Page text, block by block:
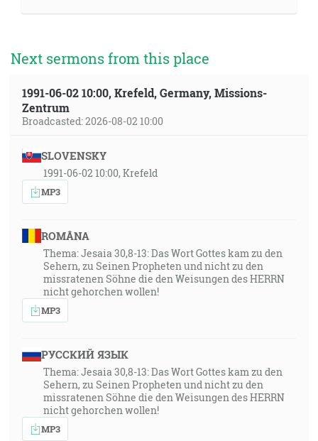
Next sermons from this place
1991-06-02 10:00, Krefeld, Germany, Missions-
Zentrum
Broadcasted: 2026-08-02 10:00
SLOVENSKY
1991-06-02 10:00, Krefeld
MP3
ROMÂNA
Thema: Jesaia 30,8-13: Das Wort Gottes kam zu den
Sehern, zu Seinen Propheten und nicht zu den
missratenen Söhne die den Weisungen des HERRN
nicht gehorchen wollen!
MP3
РУССКИЙ ЯЗЫК
Thema: Jesaia 30,8-13: Das Wort Gottes kam zu den
Sehern, zu Seinen Propheten und nicht zu den
missratenen Söhne die den Weisungen des HERRN
nicht gehorchen wollen!
MP3